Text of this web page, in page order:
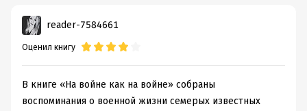
reader-7584661
Оценил книгу
В книге «На войне как на войне» собраны
воспоминания о военной жизни семерых известных